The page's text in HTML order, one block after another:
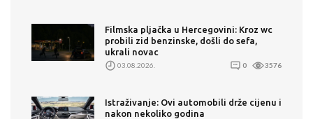
Filmska pljačka u Hercegovini: Kroz wc
probili zid benzinske, došli do sefa,
ukrali novac
03.08.2026. 0 3576
Istraživanje: Ovi automobili drže cijenu i
nakon nekoliko godina